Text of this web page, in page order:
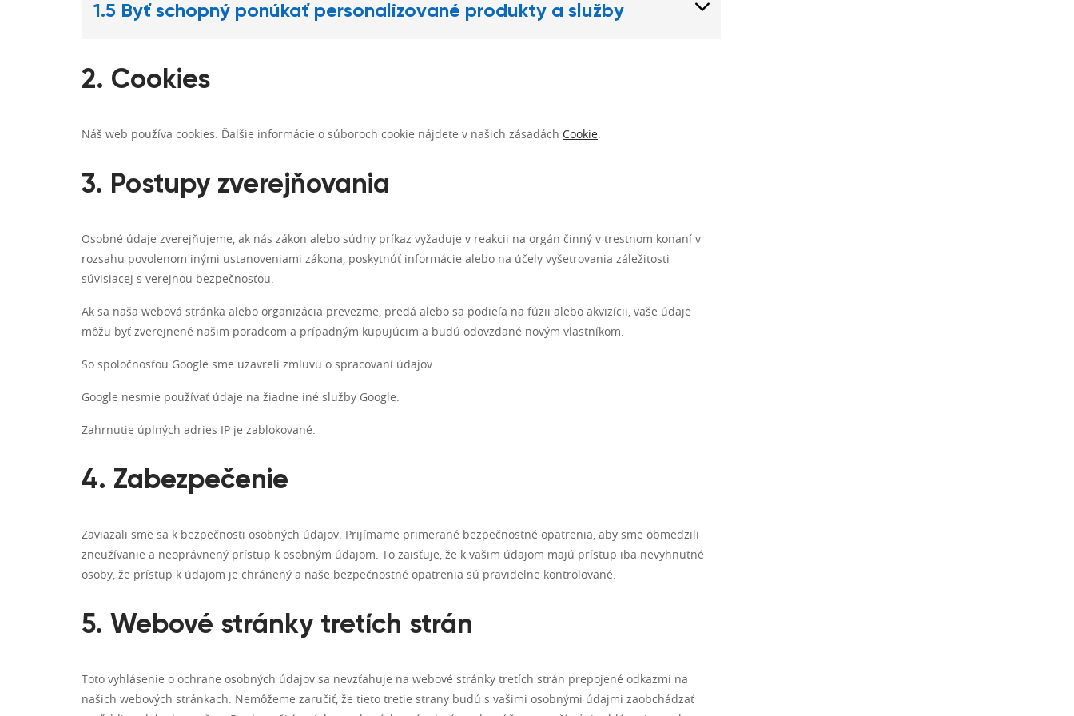
1.5 Byť schopný ponúkať personalizované produkty a služby
2. Cookies
Náš web používa cookies. Ďalšie informácie o súboroch cookie nájdete v našich zásadách Cookie.
3. Postupy zverejňovania
Osobné údaje zverejňujeme, ak nás zákon alebo súdny príkaz vyžaduje v reakcii na orgán činný v trestnom konaní v
rozsahu povolenom inými ustanoveniami zákona, poskytnúť informácie alebo na účely vyšetrovania záležitosti
súvisiacej s verejnou bezpečnosťou.
Ak sa naša webová stránka alebo organizácia prevezme, predá alebo sa podieľa na fúzii alebo akvizícii, vaše údaje
môžu byť zverejnené našim poradcom a prípadným kupujúcim a budú odovzdané novým vlastníkom.
So spoločnosťou Google sme uzavreli zmluvu o spracovaní údajov.
Google nesmie používať údaje na žiadne iné služby Google.
Zahrnutie úplných adries IP je zablokované.
4. Zabezpečenie
Zaviazali sme sa k bezpečnosti osobných údajov. Prijímame primerané bezpečnostné opatrenia, aby sme obmedzili
zneužívanie a neoprávnený prístup k osobným údajom. To zaisťuje, že k vašim údajom majú prístup iba nevyhnutné
osoby, že prístup k údajom je chránený a naše bezpečnostné opatrenia sú pravidelne kontrolované.
5. Webové stránky tretích strán
Toto vyhlásenie o ochrane osobných údajov sa nevzťahuje na webové stránky tretích strán prepojené odkazmi na
našich webových stránkach. Nemôžeme zaručiť, že tieto tretie strany budú s vašimi osobnými údajmi zaobchádzať